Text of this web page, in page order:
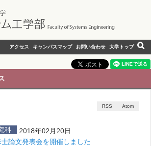
アクセス キャンパスマップ お問い合わせ 大学トップ
RSS Atom
科
2018年02月20日
論文発表会を開催しました